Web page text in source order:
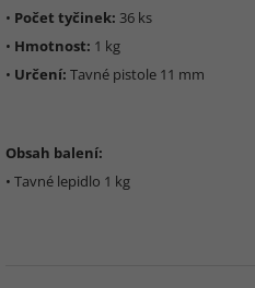
• Počet tyčinek: 36 ks
• Hmotnost: 1 kg
• Určení: Tavné pistole 11 mm
Obsah balení:
• Tavné lepidlo 1 kg